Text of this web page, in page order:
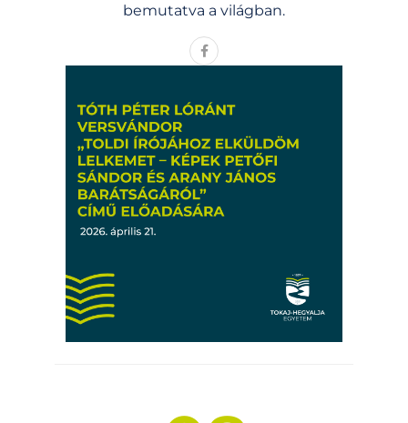
bemutatva a világban.